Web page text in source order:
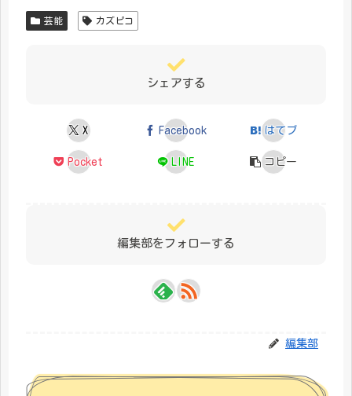
芸能 カズピコ
シェアする
X Facebook はてブ
Pocket LINE コピー
編集部をフォローする
編集部